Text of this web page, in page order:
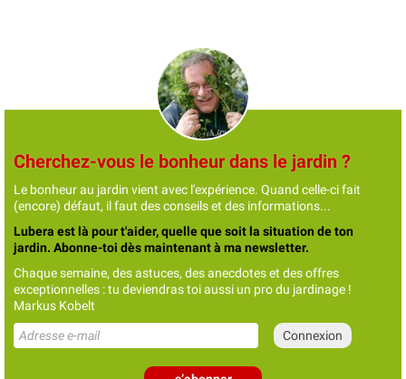
Cherchez-vous le bonheur dans le jardin ?
Le bonheur au jardin vient avec l'expérience. Quand celle-ci fait
(encore) défaut, il faut des conseils et des informations...
Lubera est là pour t'aider, quelle que soit la situation de ton
jardin. Abonne-toi dès maintenant à ma newsletter.
Chaque semaine, des astuces, des anecdotes et des offres
exceptionnelles : tu deviendras toi aussi un pro du jardinage !
Markus Kobelt